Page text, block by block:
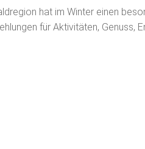
hat im Winter einen
für Aktivitäten, Genuss,